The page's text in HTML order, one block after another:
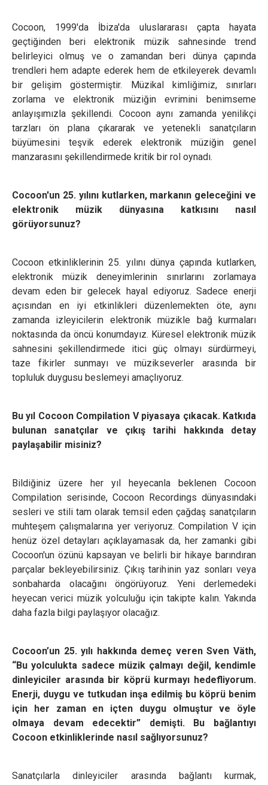
Cocoon, 1999'da İbiza'da uluslararası çapta hayata
geçtiğinden beri elektronik müzik sahnesinde trend
belirleyici olmuş ve o zamandan beri dünya çapında
trendleri hem adapte ederek hem de etkileyerek devamlı
bir gelişim göstermiştir. Müzikal kimliğimiz, sınırları
zorlama ve elektronik müziğin evrimini benimseme
anlayışımızla şekillendi. Cocoon aynı zamanda yenilikçi
tarzları ön plana çıkararak ve yetenekli sanatçıların
büyümesini teşvik ederek elektronik müziğin genel
manzarasını şekillendirmede kritik bir rol oynadı.
Cocoon'un 25. yılını kutlarken, markanın geleceğini ve
elektronik müzik dünyasına katkısını nasıl
görüyorsunuz?
Cocoon etkinliklerinin 25. yılını dünya çapında kutlarken,
elektronik müzik deneyimlerinin sınırlarını zorlamaya
devam eden bir gelecek hayal ediyoruz. Sadece enerji
açısından en iyi etkinlikleri düzenlemekten öte, aynı
zamanda izleyicilerin elektronik müzikle bağ kurmaları
noktasında da öncü konumdayız. Küresel elektronik müzik
sahnesini şekillendirmede itici güç olmayı sürdürmeyi,
taze fikirler sunmayı ve müzikseverler arasında bir
topluluk duygusu beslemeyi amaçlıyoruz.
Bu yıl Cocoon Compilation V piyasaya çıkacak. Katkıda
bulunan sanatçılar ve çıkış tarihi hakkında detay
paylaşabilir misiniz?
Bildiğiniz üzere her yıl heyecanla beklenen Cocoon
Compilation serisinde, Cocoon Recordings dünyasındaki
sesleri ve stili tam olarak temsil eden çağdaş sanatçıların
muhteşem çalışmalarına yer veriyoruz. Compilation V için
henüz özel detayları açıklayamasak da, her zamanki gibi
Cocoon'un özünü kapsayan ve belirli bir hikaye barındıran
parçalar bekleyebilirsiniz. Çıkış tarihinin yaz sonları veya
sonbaharda olacağını öngörüyoruz. Yeni derlemedeki
heyecan verici müzik yolculuğu için takipte kalın. Yakında
daha fazla bilgi paylaşıyor olacağız.
Cocoon’un 25. yılı hakkında demeç veren Sven Väth,
“Bu yolculukta sadece müzik çalmayı değil, kendimle
dinleyiciler arasında bir köprü kurmayı hedefliyorum.
Enerji, duygu ve tutkudan inşa edilmiş bu köprü benim
için her zaman en içten duygu olmuştur ve öyle
olmaya devam edecektir” demişti. Bu bağlantıyı
Cocoon etkinliklerinde nasıl sağlıyorsunuz?
Sanatçılarla dinleyiciler arasında bağlantı kurmak,